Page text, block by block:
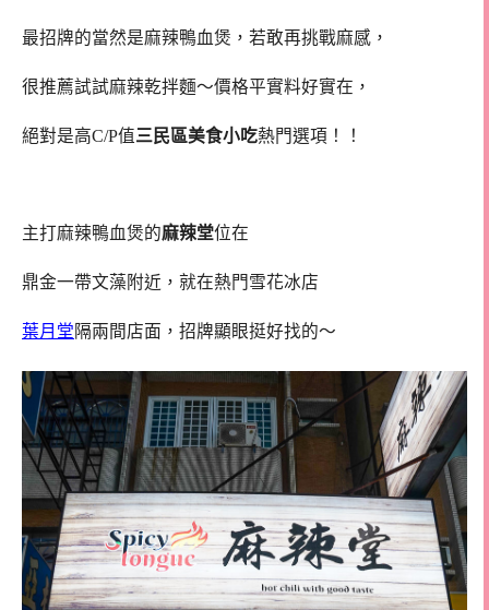
最招牌的當然是麻辣鴨血煲，若敢再挑戰麻感，
很推薦試試麻辣乾拌麵～價格平實料好實在，
絕對是高C/P值三民區美食小吃熱門選項！！
主打麻辣鴨血煲的麻辣堂位在
鼎金一帶文藻附近，就在熱門雪花冰店
葉月堂隔兩間店面，招牌顯眼挺好找的～